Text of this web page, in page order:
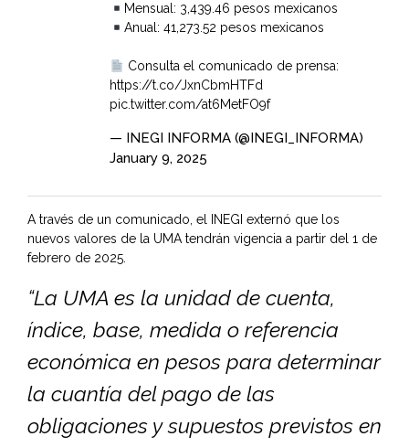
Mensual: 3,439.46 pesos mexicanos
Anual: 41,273.52 pesos mexicanos
Consulta el comunicado de prensa:
https://t.co/JxnCbmHTFd
pic.twitter.com/at6MetFO9f
— INEGI INFORMA (@INEGI_INFORMA)
January 9, 2025
A través de un comunicado, el INEGI externó que los
nuevos valores de la UMA tendrán vigencia a partir del 1 de
febrero de 2025.
“La UMA es la unidad de cuenta,
índice, base, medida o referencia
económica en pesos para determinar
la cuantía del pago de las
obligaciones y supuestos previstos en